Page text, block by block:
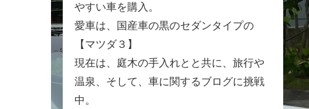
やすい車を購入。
愛車は、国産車の黒のセダンタイプの
【マツダ３】
現在は、庭木の手入れとと共に、旅行や
温泉、そして、車に関するブログに挑戦
中。